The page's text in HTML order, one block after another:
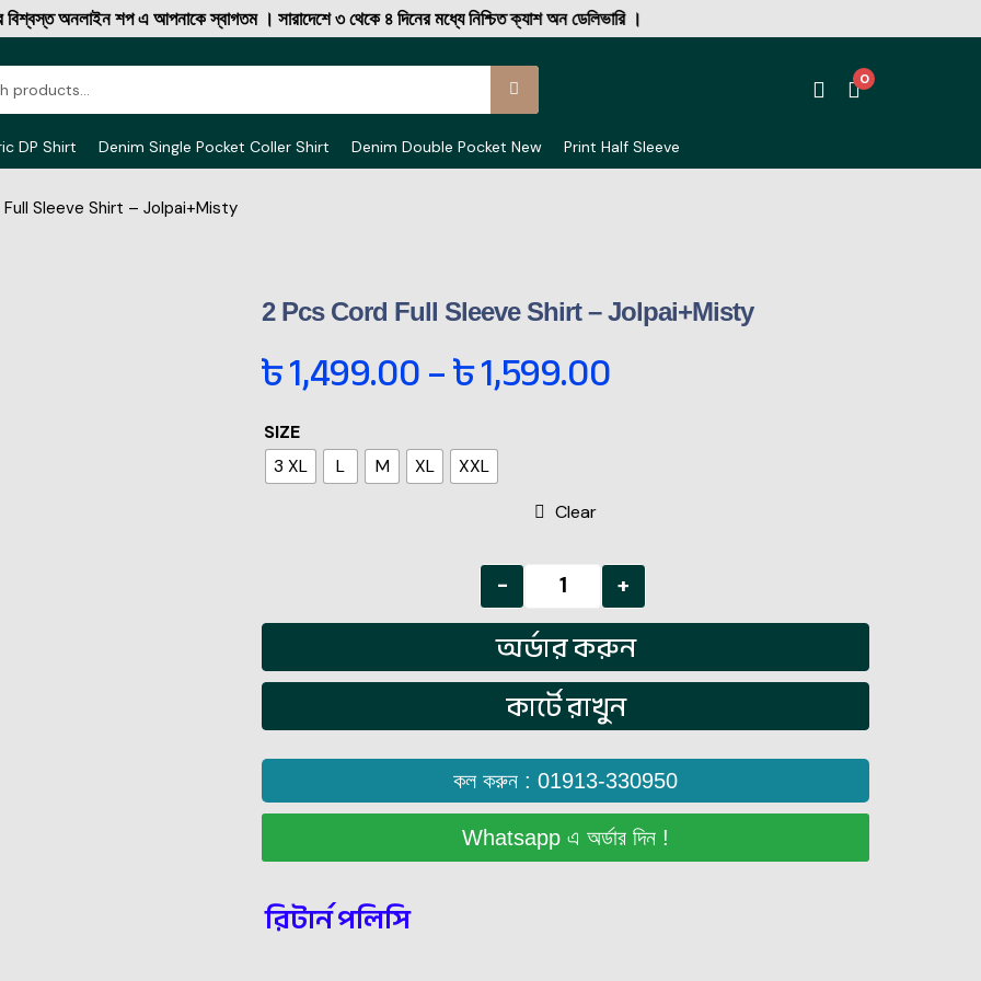
অনলাইন শপ এ আপনাকে স্বাগতম । সারাদেশে ৩ থেকে ৪ দিনের মধ্যে নিশ্চিত ক্যাশ অন ডেলিভারি ।
0
DP Shirt Denim Single Pocket Coller Shirt Denim Double Pocket New Print Half Sleeve
Sleeve Shirt – Jolpai+Misty
2 Pcs Cord Full Sleeve Shirt – Jolpai+Misty
৳1,499.00–৳1,599.00
SIZE
3 XL
L M XL
XXL
Clear
- +
অর্ডার করুন
কার্টে রাখুন
কল করুন : 01913-330950
Whatsapp এ অর্ডার দিন !
রিটার্ন পলিসি